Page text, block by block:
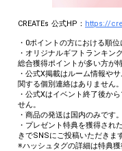
CREATEs 公式HP： https://
・0ポイントの方における順
・オリジナルギフトランキン
総合獲得ポイントが多い方が
・公式X掲載はルーム情報や
関する個別連絡はありません。
・公式Xはイベント終了後か
せん。
・商品の発送は国内のみです
・プレゼント特典を獲得され
きでSNSにご投稿いただきます
※ハッシュタグの詳細は特典獲